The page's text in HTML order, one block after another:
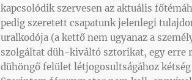
kapcsolódik szervesen az aktuális
pedig szeretett csapatunk jelenlegi
uralkodója (a kettő nem ugyanaz a
szolgáltat düh-kiváltó sztorikat, egy erre
dühöngő felület létjogosultságához